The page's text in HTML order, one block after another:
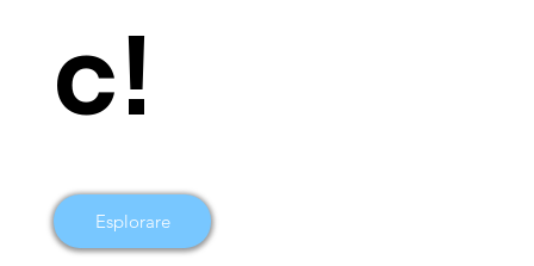
c!
Esplorare